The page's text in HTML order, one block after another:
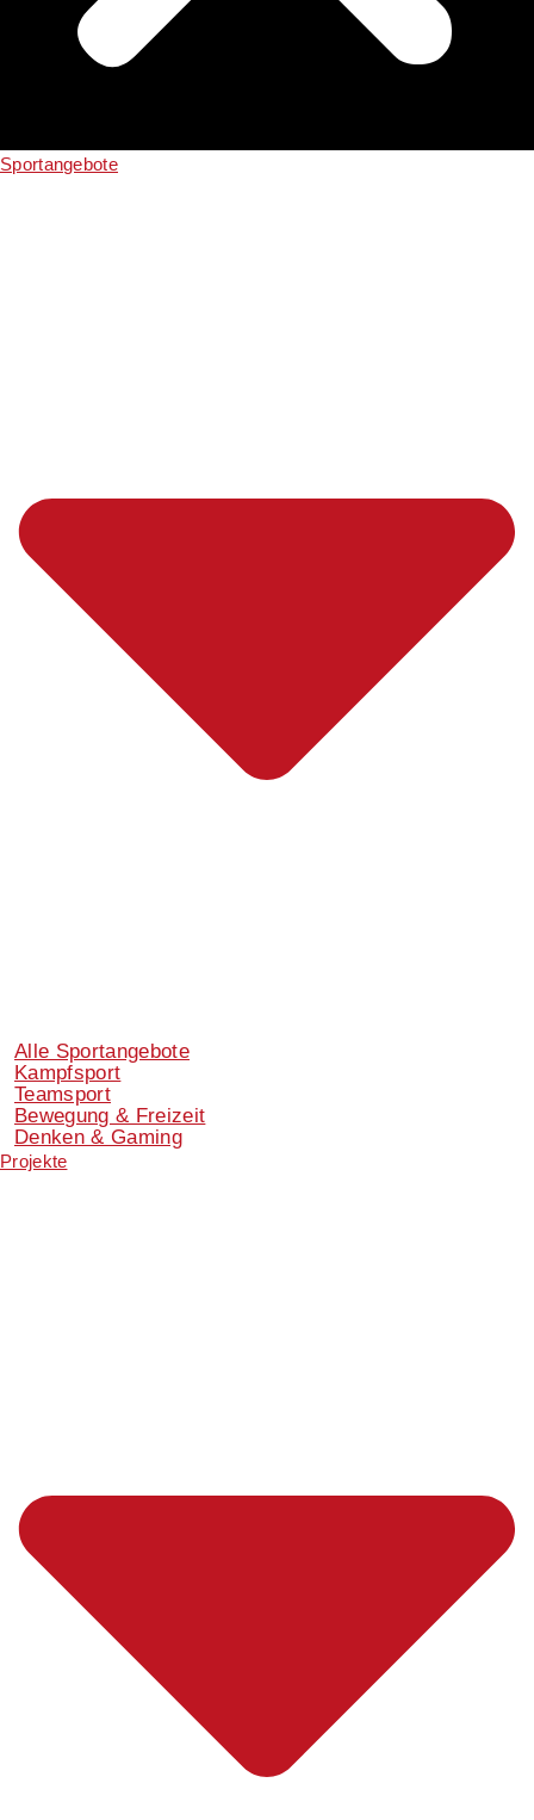
Sportangebote
Alle Sportangebote
Kampfsport
Teamsport
Bewegung & Freizeit
Denken & Gaming
Projekte